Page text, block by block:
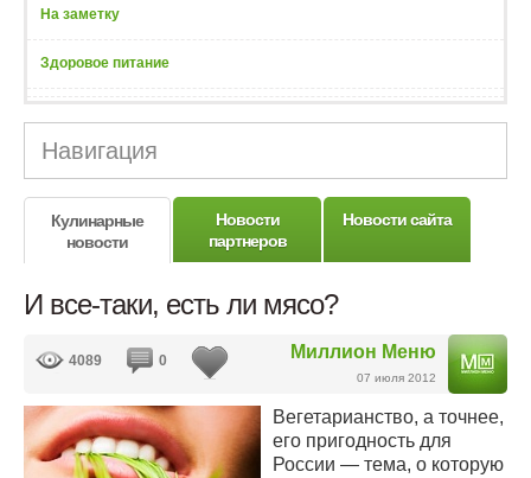
На заметку
Здоровое питание
Навигация
Кулинарные
новости
Новости
партнеров
Новости сайта
И все-таки, есть ли мясо?
Миллион Меню
07 июля 2012
4089 0
Вегетарианство, а точнее,
его пригодность для
России — тема, о которую